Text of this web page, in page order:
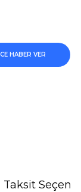
HABER VER
Taksit